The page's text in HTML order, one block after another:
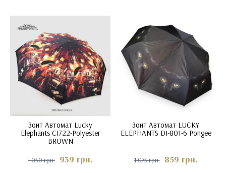
Зонт Автомат Lucky
Elephants CI722-Polyester
BROWN
1 050 грн. 939 грн.
Зонт Автомат LUCKY
ELEPHANTS DI-801-6 Pongee
1 075 грн. 859 грн.